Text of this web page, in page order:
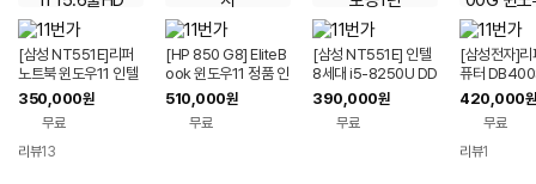
[삼성 NT551E]리퍼
노트북 윈도우11 인텔
8세대 i5-8250U D4
8G SSD128G+500
G 윈11 15.6풀HD
350,000원
무료
리뷰13
[HP 850 G8] EliteB
ook 윈도우11 정품 인
텔 11세대 i5-1135G
7 8G SSD256G 15.
6인치
510,000원
무료
[삼성 NT551E] 인텔
8세대 i5-8250U DD
R4 8G SSD256G
윈도우11 15.6풀HD_
배터리 보증1년
390,000원
무료
[삼성전자]리
퓨터
텔6세대 i7-
DR4 16G
G+500G 윈
슬림PC
420,000원
무료
리뷰1